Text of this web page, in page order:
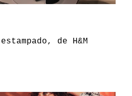
estampado, de H&M